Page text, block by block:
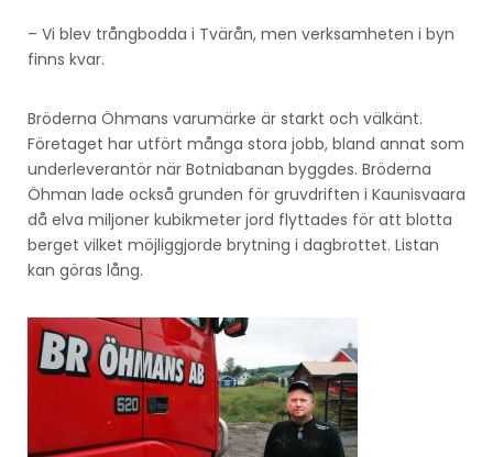
– Vi blev trångbodda i Tvärån, men verksamheten i byn
finns kvar.
Bröderna Öhmans varumärke är starkt och välkänt.
Företaget har utfört många stora jobb, bland annat som
underleverantör när Botniabanan byggdes. Bröderna
Öhman lade också grunden för gruvdriften i Kaunisvaara
då elva miljoner kubikmeter jord flyttades för att blotta
berget vilket möjliggjorde brytning i dagbrottet. Listan
kan göras lång.